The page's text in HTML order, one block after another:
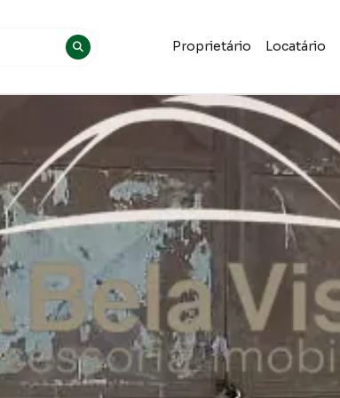
Proprietário Locatário